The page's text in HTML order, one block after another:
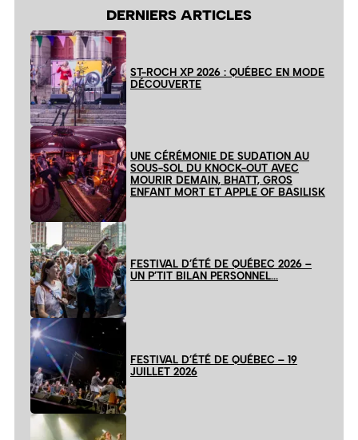
DERNIERS ARTICLES
ST-ROCH XP 2026 : QUÉBEC EN MODE
DÉCOUVERTE
UNE CÉRÉMONIE DE SUDATION AU
SOUS-SOL DU KNOCK-OUT AVEC
MOURIR DEMAIN, BHATT, GROS
ENFANT MORT ET APPLE OF BASILISK
FESTIVAL D’ÉTÉ DE QUÉBEC 2026 –
UN P’TIT BILAN PERSONNEL…
FESTIVAL D’ÉTÉ DE QUÉBEC – 19
JUILLET 2026